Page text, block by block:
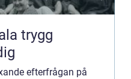
efterfrågan på